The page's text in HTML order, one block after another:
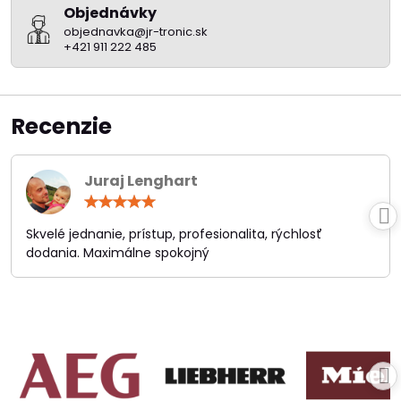
Objednávky
objednavka@jr-tronic.sk
+421 911 222 485
Recenzie
Juraj Lenghart
/
5
Skvelé jednanie, prístup, profesionalita, rýchlosť
dodania. Maximálne spokojný